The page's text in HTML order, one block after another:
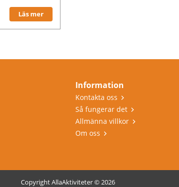
Läs mer
Information
Kontakta oss
Så fungerar det
Allmänna villkor
Om oss
Copyright AllaAktiviteter © 2026